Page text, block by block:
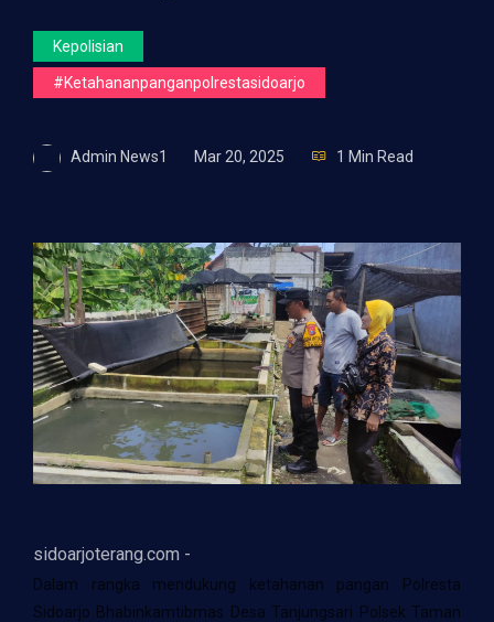
Kepolisian
#ketahananpanganpolrestasidoarjo
Admin News1 Mar 20, 2025 1 Min Read
sidoarjoterang.com -
Dalam rangka mendukung ketahanan pangan Polresta
Sidoarjo Bhabinkamtibmas Desa Tanjungsari Polsek Taman